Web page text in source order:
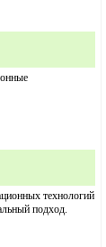
технологий
подход.